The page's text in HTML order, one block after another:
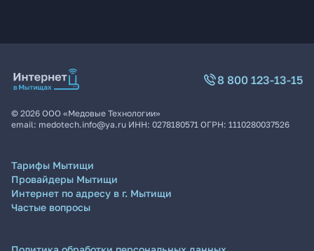
8 800 123-13-15
© 2026 ООО «Медовые Технологии»
email: medotech.info@ya.ru ИНН: 0278180571 ОГРН: 1110280037526
Тарифы Мытищи
Провайдеры Мытищи
Интернет по адресу в г. Мытищи
Частые вопросы